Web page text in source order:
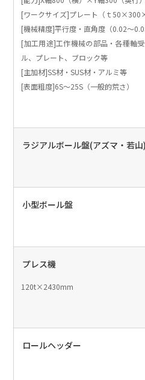
[ワークサイズ]プレート（ｔ
[機械精度]平行度・直角度（0.02～
[加工用途]工作機械の部品・各種軸
ル、プレート、ブロック等
[主加材]SS材・SUS材・アルミ等
[表面粗度]6S～25S（一般的荒さ）
ラジアルボール盤(アズマ・若山)
小型ボール盤
プレス機
120t×2430mm
ロールヘッダー